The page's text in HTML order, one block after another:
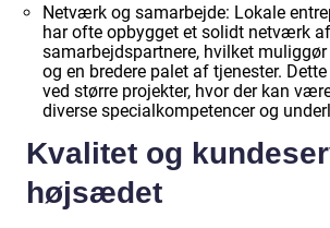
Netværk og samarbejde: Lokale
har ofte opbygget et solidt netværk af
samarbejdspartnere, hvilket
og en bredere palet af tjenester.
ved større projekter, hvor der kan
diverse specialkompetencer og
Kvalitet og
højsædet